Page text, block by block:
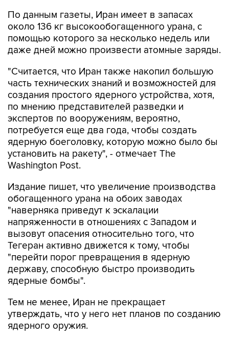
По данным газеты, Иран имеет в запасах
около 136 кг высокообогащенного урана, с
помощью которого за несколько недель или
даже дней можно произвести атомные заряды.
"Считается, что Иран также накопил большую
часть технических знаний и возможностей для
создания простого ядерного устройства, хотя,
по мнению представителей разведки и
экспертов по вооружениям, вероятно,
потребуется еще два года, чтобы создать
ядерную боеголовку, которую можно было бы
установить на ракету", - отмечает The
Washington Post.
Издание пишет, что увеличение производства
обогащенного урана на обоих заводах
"наверняка приведут к эскалации
напряженности в отношениях с Западом и
вызовут опасения относительно того, что
Тегеран активно движется к тому, чтобы
"перейти порог превращения в ядерную
державу, способную быстро производить
ядерные бомбы".
Тем не менее, Иран не прекращает
утверждать, что у него нет планов по созданию
ядерного оружия.